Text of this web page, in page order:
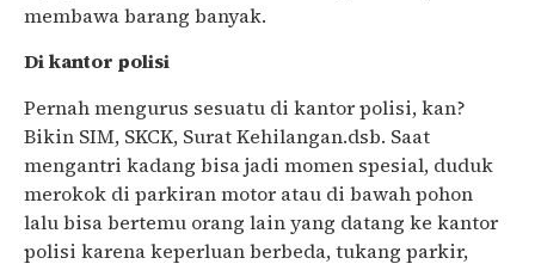
membawa barang banyak.
Di kantor polisi
Pernah mengurus sesuatu di kantor polisi, kan?
Bikin SIM, SKCK, Surat Kehilangan.dsb. Saat
mengantri kadang bisa jadi momen spesial, duduk
merokok di parkiran motor atau di bawah pohon
lalu bisa bertemu orang lain yang datang ke kantor
polisi karena keperluan berbeda, tukang parkir,